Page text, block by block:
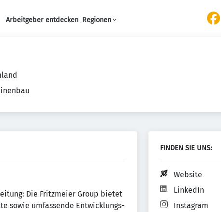
Arbeitgeber entdecken Regionen
Die Fritzmeier­ Group bietet
sowie umfassende Entwicklungs-
FINDEN SIE UNS:
Website
LinkedIn
Instagram